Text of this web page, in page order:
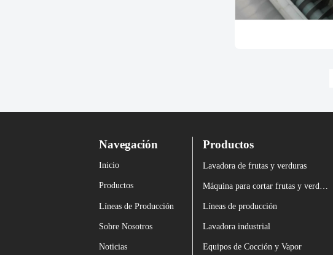
Navegación
Inicio
Productos
Líneas de Producción
Sobre Nosotros
Noticias
Productos
Lavadora de frutas y verduras
Líneas de producción
Lavadora industrial
Equipos de Cocción y Vapor